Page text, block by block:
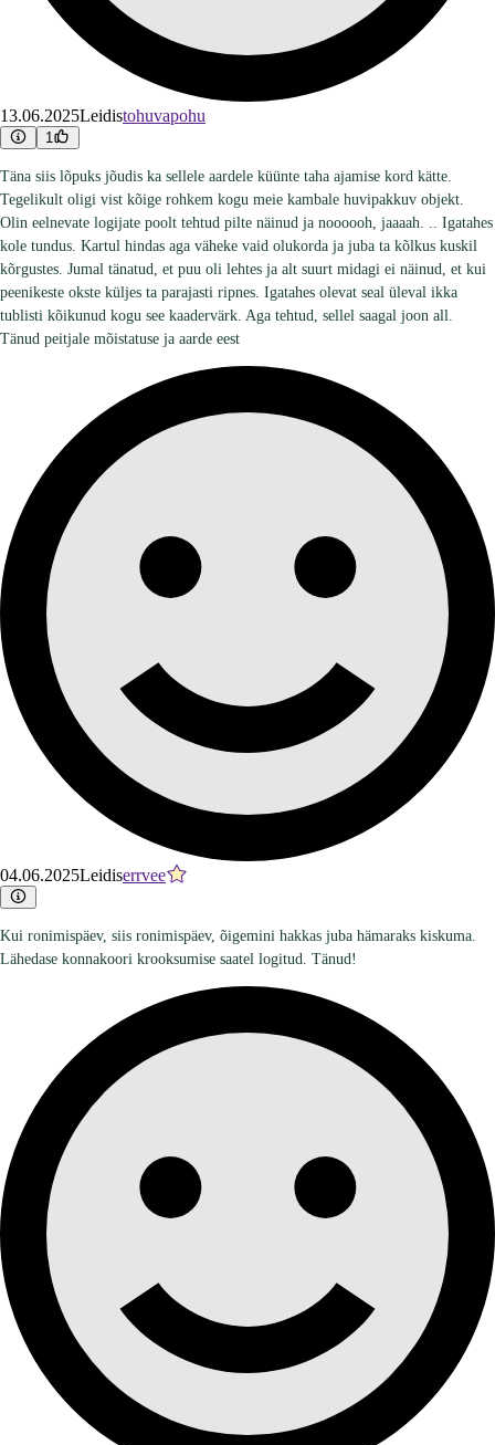
13.06.2025Leidistohuvapohu
1
Täna siis lõpuks jõudis ka sellele aardele küünte taha ajamise kord kätte.
Tegelikult oligi vist kõige rohkem kogu meie kambale huvipakkuv objekt.
Olin eelnevate logijate poolt tehtud pilte näinud ja noooooh, jaaaah. .. Igatahes
kole tundus. Kartul hindas aga väheke vaid olukorda ja juba ta kõlkus kuskil
kõrgustes. Jumal tänatud, et puu oli lehtes ja alt suurt midagi ei näinud, et kui
peenikeste okste küljes ta parajasti ripnes. Igatahes olevat seal üleval ikka
tublisti kõikunud kogu see kaadervärk. Aga tehtud, sellel saagal joon all.
Tänud peitjale mõistatuse ja aarde eest
04.06.2025Leidiserrvee
Kui ronimispäev, siis ronimispäev, õigemini hakkas juba hämaraks kiskuma.
Lähedase konnakoori krooksumise saatel logitud. Tänud!